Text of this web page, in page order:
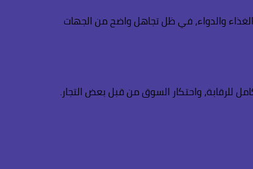
والدواء، في ظل تجاهل واضح من الجهات
للرقابة، واحتكار السوق من قبل بعض التجار.